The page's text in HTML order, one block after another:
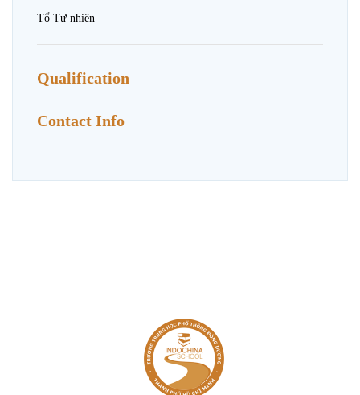
Tổ Tự nhiên
Qualification
Contact Info